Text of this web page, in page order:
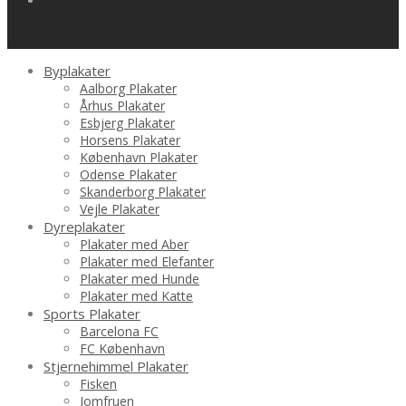
Byplakater
Aalborg Plakater
Århus Plakater
Esbjerg Plakater
Horsens Plakater
København Plakater
Odense Plakater
Skanderborg Plakater
Vejle Plakater
Dyreplakater
Plakater med Aber
Plakater med Elefanter
Plakater med Hunde
Plakater med Katte
Sports Plakater
Barcelona FC
FC København
Stjernehimmel Plakater
Fisken
Jomfruen